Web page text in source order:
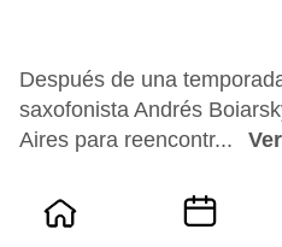
Después de una
saxofonista Andrés
Aires para reencontr...